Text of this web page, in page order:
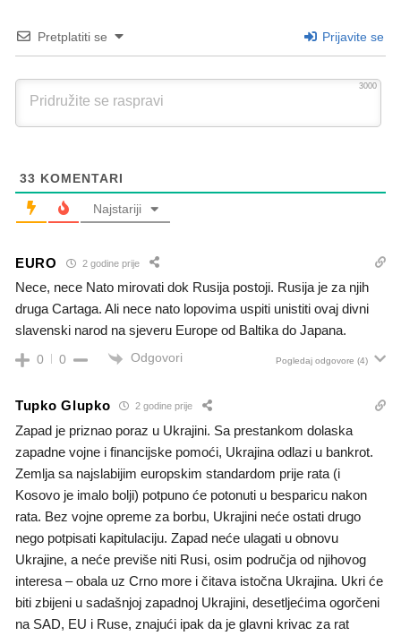
Pretplatiti se Prijavite se
3000
33 KOMENTARI
Najstariji
EURO 2 godine prije
Nece, nece Nato mirovati dok Rusija postoji. Rusija je za njih
druga Cartaga. Ali nece nato lopovima uspiti unistiti ovaj divni
slavenski narod na sjeveru Europe od Baltika do Japana.
0 0 Odgovori Pogledaj odgovore (4)
Tupko Glupko 2 godine prije
Zapad je priznao poraz u Ukrajini. Sa prestankom dolaska
zapadne vojne i financijske pomoći, Ukrajina odlazi u bankrot.
Zemlja sa najslabijim europskim standardom prije rata (i
Kosovo je imalo bolji) potpuno će potonuti u besparicu nakon
rata. Bez vojne opreme za borbu, Ukrajini neće ostati drugo
nego potpisati kapitulaciju. Zapad neće ulagati u obnovu
Ukrajine, a neće previše niti Rusi, osim područja od njihovog
interesa – obala uz Crno more i čitava istočna Ukrajina. Ukri će
biti zbijeni u sadašnjoj zapadnoj Ukrajini, desetljećima ogorčeni
na SAD, EU i Ruse, znajući ipak da je glavni krivac za rat